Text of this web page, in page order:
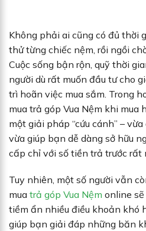
Không phải ai cũng có đủ thời
thử từng chiếc nệm, rồi ngồi
Cuộc sống bận rộn, quỹ thời
người dù rất muốn đầu tư cho
trì hoãn việc mua sắm. Trong
mua trả góp Vua Nệm khi mua
một giải pháp “cứu cánh” –
vừa giúp bạn dễ dàng sở hữu
cấp chỉ với số tiền trả trước rất
Tuy nhiên, một số người vẫn
mua trả góp Vua Nệm online
tiềm ẩn nhiều điều khoản khó
giúp bạn giải đáp những băn